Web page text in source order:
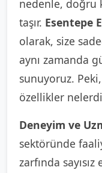
nedenle, doğru
taşır. Esentepe
olarak, size
aynı zamanda
sunuyoruz.
özellikler
Deneyim ve
sektöründe
zarfında